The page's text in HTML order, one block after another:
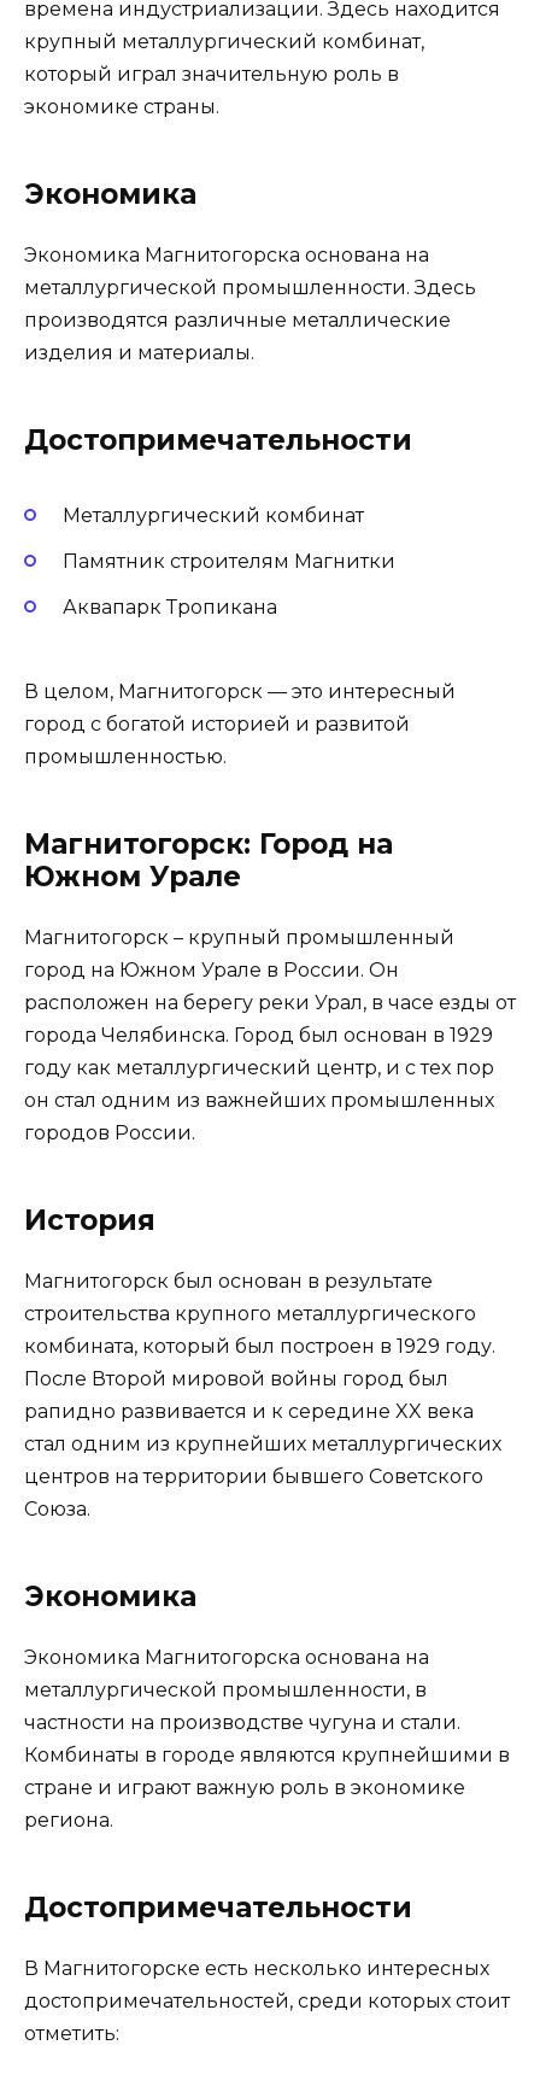
времена индустриализации. Здесь находится
крупный металлургический комбинат,
который играл значительную роль в
экономике страны.
Экономика
Экономика Магнитогорска основана на
металлургической промышленности. Здесь
производятся различные металлические
изделия и материалы.
Достопримечательности
Металлургический комбинат
Памятник строителям Магнитки
Аквапарк Тропикана
В целом, Магнитогорск — это интересный
город с богатой историей и развитой
промышленностью.
Магнитогорск: Город на
Южном Урале
Магнитогорск – крупный промышленный
город на Южном Урале в России. Он
расположен на берегу реки Урал, в часе езды от
города Челябинска. Город был основан в 1929
году как металлургический центр, и с тех пор
он стал одним из важнейших промышленных
городов России.
История
Магнитогорск был основан в результате
строительства крупного металлургического
комбината, который был построен в 1929 году.
После Второй мировой войны город был
рапидно развивается и к середине XX века
стал одним из крупнейших металлургических
центров на территории бывшего Советского
Союза.
Экономика
Экономика Магнитогорска основана на
металлургической промышленности, в
частности на производстве чугуна и стали.
Комбинаты в городе являются крупнейшими в
стране и играют важную роль в экономике
региона.
Достопримечательности
В Магнитогорске есть несколько интересных
достопримечательностей, среди которых стоит
отметить: